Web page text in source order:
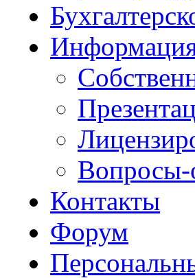
Вопросы-
Контакты
Форум